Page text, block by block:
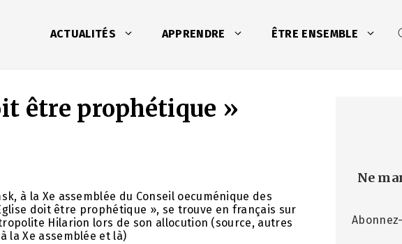
ACTUALITÉS APPRENDRE ÊTRE ENSEMBLE
être prophétique »
à la Xe assemblée du Conseil oecuménique des
doit être prophétique », se trouve en français sur
Hilarion lors de son allocution (source, autres
la Xe assemblée et là)
Ne